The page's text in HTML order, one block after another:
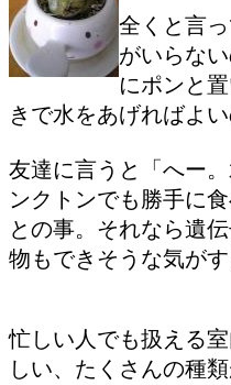
全くと言
がいらな
にポンと
きで水をあげればよい
友達に言うと「へー
ンクトンでも勝手に
との事。それなら遺
物もできそうな気がす
忙しい人でも扱える
しい、たくさんの種類